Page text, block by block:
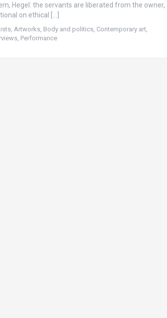
Hegel: the servants are liberated from the owner,
on ethical […]
,Artworks, Body and politics, Contemporary art,
, Performance